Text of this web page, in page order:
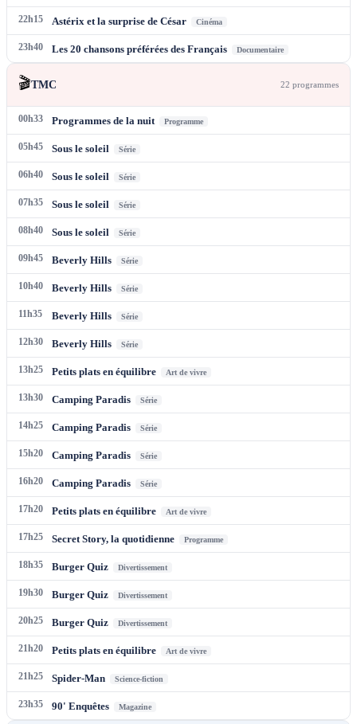
22h15 Astérix et la surprise de César Cinéma
23h40 Les 20 chansons préférées des Français Documentaire
🎬TMC 22 programmes
00h33 Programmes de la nuit Programme
05h45 Sous le soleil Série
06h40 Sous le soleil Série
07h35 Sous le soleil Série
08h40 Sous le soleil Série
09h45 Beverly Hills Série
10h40 Beverly Hills Série
11h35 Beverly Hills Série
12h30 Beverly Hills Série
13h25 Petits plats en équilibre Art de vivre
13h30 Camping Paradis Série
14h25 Camping Paradis Série
15h20 Camping Paradis Série
16h20 Camping Paradis Série
17h20 Petits plats en équilibre Art de vivre
17h25 Secret Story, la quotidienne Programme
18h35 Burger Quiz Divertissement
19h30 Burger Quiz Divertissement
20h25 Burger Quiz Divertissement
21h20 Petits plats en équilibre Art de vivre
21h25 Spider-Man Science-fiction
23h35 90' Enquêtes Magazine